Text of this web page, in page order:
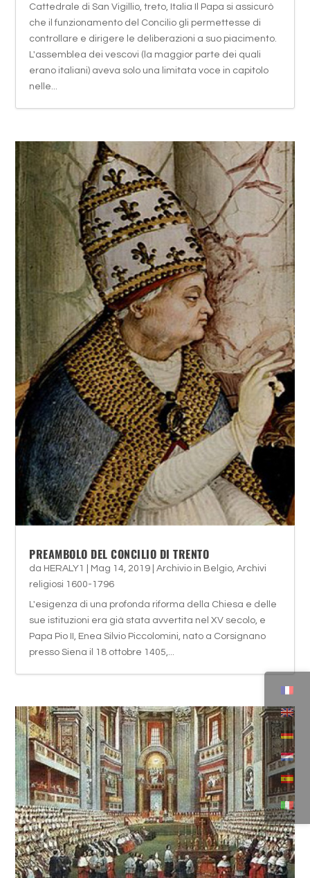
Cattedrale di San Vigillio, treto, Italia Il Papa si assicurò
che il funzionamento del Concilio gli permettesse di
controllare e dirigere le deliberazioni a suo piacimento.
L'assemblea dei vescovi (la maggior parte dei quali
erano italiani) aveva solo una limitata voce in capitolo
nelle...
PREAMBOLO DEL CONCILIO DI TRENTO
da HERALY1 Mag 14, 2019 |Archivio in Belgio,Archivi
religiosi 1600-1796
L'esigenza di una profonda riforma della Chiesa e delle
sue istituzioni era già stata avvertita nel XV secolo, e
Papa Pio II, Enea Silvio Piccolomini, nato a Corsignano
presso Siena il 18 ottobre 1405,...